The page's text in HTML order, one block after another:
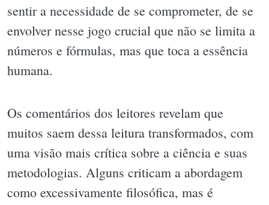
sentir a necessidade de se comprometer, de se
envolver nesse jogo crucial que não se limita a
números e fórmulas, mas que toca a essência
humana.
Os comentários dos leitores revelam que
muitos saem dessa leitura transformados, com
uma visão mais crítica sobre a ciência e suas
metodologias. Alguns criticam a abordagem
como excessivamente filosófica, mas é